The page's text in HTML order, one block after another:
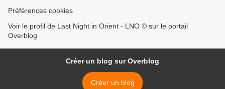
Préférences cookies
Voir le profil de Last Night in Orient - LNO © sur le portail
Overblog
Créer un blog sur Overblog
Créer un blog